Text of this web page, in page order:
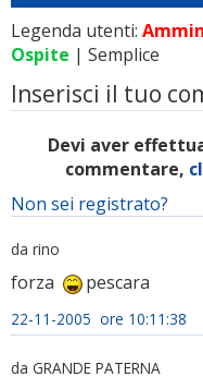
Legenda utenti:
Ospite | Semplice
Inserisci il tuo
Devi aver
commentare,
Non sei registrato?
da rino
forza pescara
22-11-2005 ore 10:11:38
da GRANDE PATERNA